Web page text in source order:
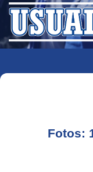
Zum
Inhalt
Fotos: